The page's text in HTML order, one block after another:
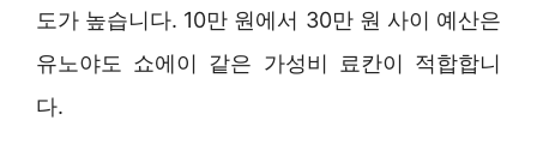
도가 높습니다. 10만 원에서 30만 원 사이 예산은
유노야도 쇼에이 같은 가성비 료칸이 적합합니
다.